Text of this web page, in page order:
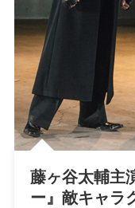
藤ヶ谷太輔主
ー』敵キャラ